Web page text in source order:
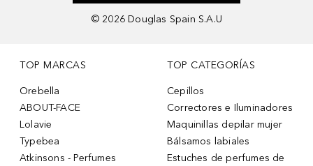
© 2026 Douglas Spain S.A.U
TOP MARCAS
Orebella
ABOUT-FACE
Lolavie
Typebea
Atkinsons - Perfumes
TOP CATEGORÍAS
Cepillos
Correctores e Iluminadores
Maquinillas depilar mujer
Bálsamos labiales
Estuches de perfumes de